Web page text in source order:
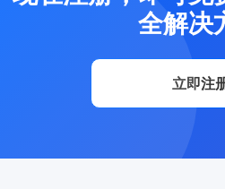
全解决
立即注